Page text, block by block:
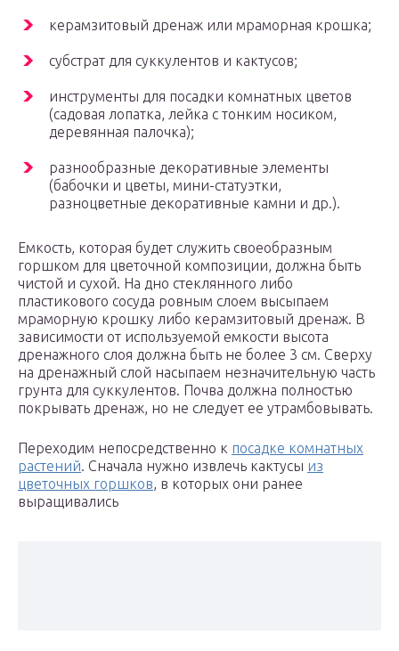
керамзитовый дренаж или мраморная крошка;
субстрат для суккулентов и кактусов;
инструменты для посадки комнатных цветов
(садовая лопатка, лейка с тонким носиком,
деревянная палочка);
разнообразные декоративные элементы
(бабочки и цветы, мини-статуэтки,
разноцветные декоративные камни и др.).
Емкость, которая будет служить своеобразным
горшком для цветочной композиции, должна быть
чистой и сухой. На дно стеклянного либо
пластикового сосуда ровным слоем высыпаем
мраморную крошку либо керамзитовый дренаж. В
зависимости от используемой емкости высота
дренажного слоя должна быть не более 3 см. Сверху
на дренажный слой насыпаем незначительную часть
грунта для суккулентов. Почва должна полностью
покрывать дренаж, но не следует ее утрамбовывать.
Переходим непосредственно к посадке комнатных
растений. Сначала нужно извлечь кактусы из
цветочных горшков, в которых они ранее
выращивались